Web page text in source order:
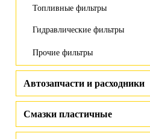
Топливные фильтры
Гидравлические фильтры
Прочие фильтры
Автозапчасти и расходники
Смазки пластичные